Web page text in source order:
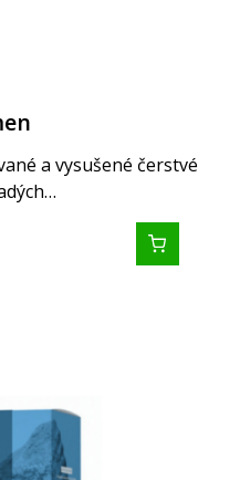
a vysušené čerstvé